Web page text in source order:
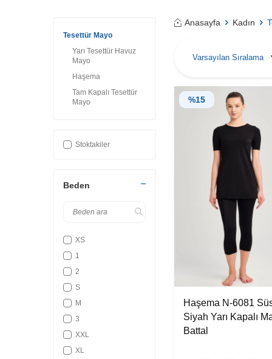
Tesettür Mayo
Yarı Tesettür Havuz
Mayo
Haşema
Tam Kapalı Tesettür
Mayo
Stoktakiler
Beden
XS
1
2
S
M
3
XXL
XL
Anasayfa Kadın
%15
Haşema N-6081
Siyah Yarı Kapalı
Battal